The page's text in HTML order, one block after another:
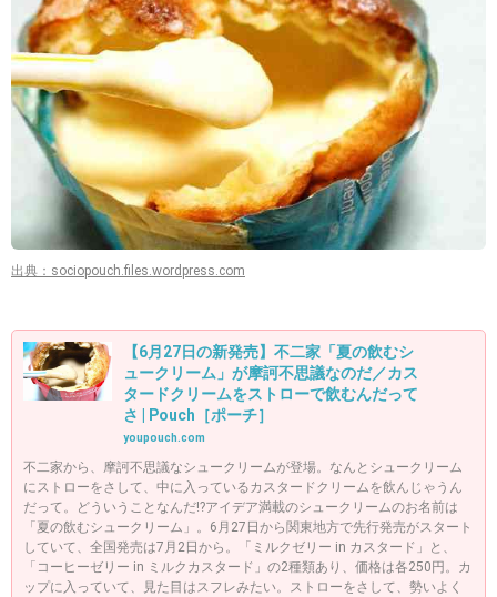
出典：sociopouch.files.wordpress.com
【6月27日の新発売】不二家「夏の飲むシ
ュークリーム」が摩訶不思議なのだ／カス
タードクリームをストローで飲むんだって
さ | Pouch［ポーチ］
youpouch.com
不二家から、摩訶不思議なシュークリームが登場。なんとシュークリーム
にストローをさして、中に入っているカスタードクリームを飲んじゃうん
だって。どういうことなんだ!?アイデア満載のシュークリームのお名前は
「夏の飲むシュークリーム」。6月27日から関東地方で先行発売がスタート
していて、全国発売は7月2日から。「ミルクゼリー in カスタード」と、
「コーヒーゼリー in ミルクカスタード」の2種類あり、価格は各250円。カ
ップに入っていて、見た目はスフレみたい。ストローをさして、勢いよく